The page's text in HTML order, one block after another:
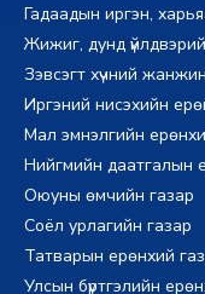
Гадаадын иргэн,
Жижиг, дунд
Зэвсэгт хүчний
Иргэний нисэхийн
Мал эмнэлгийн
Нийгмийн даатгалын
Оюуны өмчийн газар
Соёл урлагийн газар
Татварын ерөнхий
Улсын бүртгэлийн